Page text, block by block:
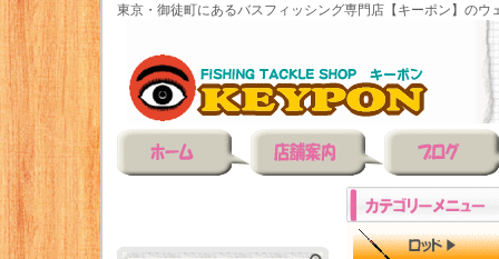
東京・御徒町にあるバスフィッシング専門店【キーポン】のウ